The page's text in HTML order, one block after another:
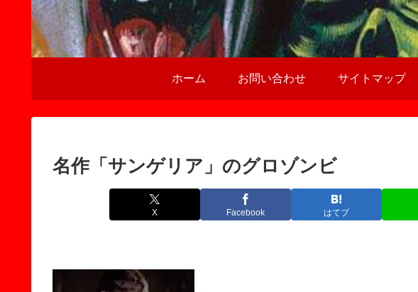
ホーム お問い合わせ サイトマップ
名作「サンゲリア」のグロゾンビ
X Facebook はてブ